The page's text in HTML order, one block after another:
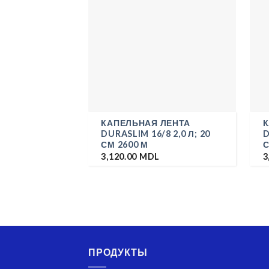
КАПЕЛЬНАЯ ЛЕНТА
DURASLIM 16/8 2,0 Л; 20
СМ 2600 М
3,120.00 MDL
ПРОДУКТЫ